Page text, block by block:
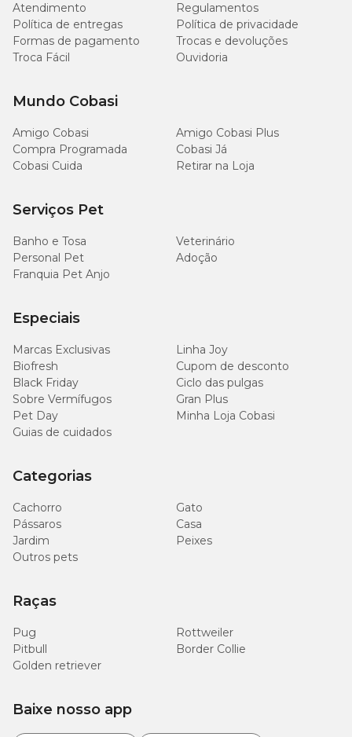
Atendimento
Regulamentos
Política de entregas
Política de privacidade
Formas de pagamento
Trocas e devoluções
Troca Fácil
Ouvidoria
Mundo Cobasi
Amigo Cobasi
Amigo Cobasi Plus
Compra Programada
Cobasi Já
Cobasi Cuida
Retirar na Loja
Serviços Pet
Banho e Tosa
Veterinário
Personal Pet
Adoção
Franquia Pet Anjo
Especiais
Marcas Exclusivas
Linha Joy
Biofresh
Cupom de desconto
Black Friday
Ciclo das pulgas
Sobre Vermífugos
Gran Plus
Pet Day
Minha Loja Cobasi
Guias de cuidados
Categorias
Cachorro
Gato
Pássaros
Casa
Jardim
Peixes
Outros pets
Raças
Pug
Rottweiler
Pitbull
Border Collie
Golden retriever
Baixe nosso app